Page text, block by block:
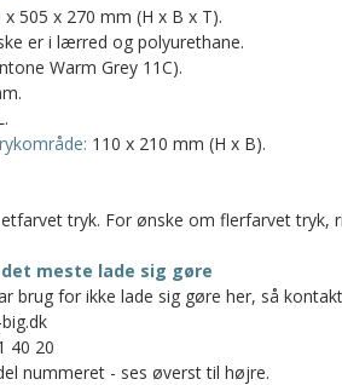
x 505 x 270 mm (H x B x T).
er i lærred og polyurethane.
Warm Grey 11C).
110 x 210 mm (H x B).
etfarvet tryk. For ønske om flerfarvet tryk,
det meste lade sig gøre
brug for ikke lade sig gøre her, så
40 20
nummeret - ses øverst til højre.